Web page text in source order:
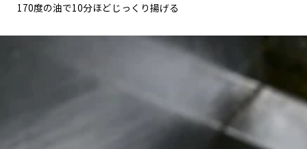
170度の油で10分ほどじっくり揚げる